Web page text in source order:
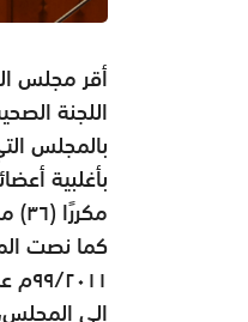
أقر مجلس
بالمجلس
مكررًا (٣٦) من النظام الأساسي للدولة".
٩٩/